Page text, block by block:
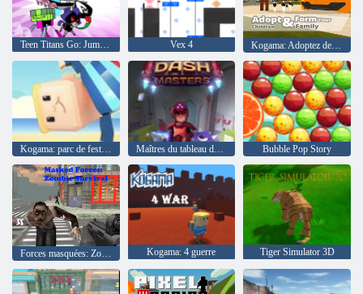
Teen Titans Go: Jump Joutes Vex 4 Kogama: Adoptez des enfants et formez votre famille
Kogama: parc de festivals Maîtres du tableau de bord Bubble Pop Story
Kogama: 4 guerre Tiger Simulator 3D